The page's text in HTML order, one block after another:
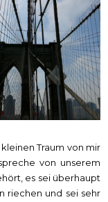
Traum von mir
von unserem
es sei überhaupt
riechen und sei sehr